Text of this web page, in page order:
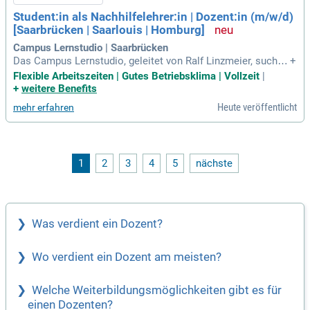
ng. Werden Sie Teil unseres dynamischen Teams und profiti
eren Sie von regelmäßigen Fortbildungsangeboten.
Student:in als Nachhilfelehrer:in | Dozent:in (m/w/d)
[Saarbrücken | Saarlouis | Homburg]
Campus Lernstudio | Saarbrücken
Das Campus Lernstudio, geleitet von Ralf Linzmeier, sucht e
ngagierte studentische Nachhilfelehrer (m/w/d) für die Stan
dorte in Saarbrücken, Saarlouis und Homburg. Wir bieten di
chen zudem Organisationshelfer:innen, die unseren tägliche
n Ablauf unterstützen. Du liebst es, Schüler:innen zu helfen
t. Zudem solltest du sehr gute Deutschkenntnisse mitbringe
n und in der Lage sein, den Fortschritt der Schüler:innen zu e
+
Flexible Arbeitszeiten | Gutes Betriebsklima | Vollzeit |
+ weitere Benefits
mehr erfahren Heute veröffentlicht
1 2 3 4 5 nächste
Was verdient ein Dozent?
Wo verdient ein Dozent am meisten?
Welche Weiterbildungsmöglichkeiten gibt es für
einen Dozenten?